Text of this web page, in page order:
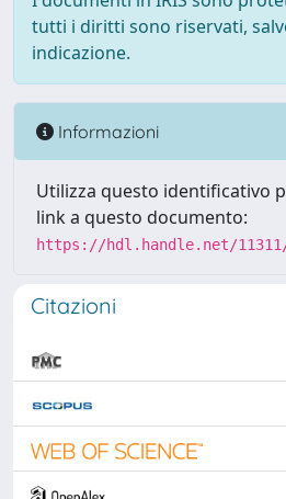
tutti i diritti sono riservati,
indicazione.
Informazioni
Utilizza questo identificativo
link a questo documento:
https://hdl.handle.net/11311/
Citazioni